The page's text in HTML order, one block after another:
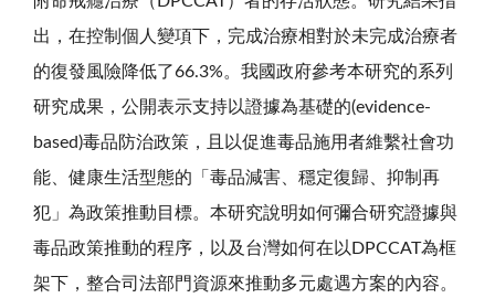
出，在控制個人變項下，完成治療相對於未完成治療者
的復發風險降低了66.3%。我國政府參考本研究的系列
研究成果，公開表示支持以證據為基礎的(evidence-
based)毒品防治政策，且以促進毒品施用者維繫社會功
能、健康生活型態的「毒品減害、穩定復歸、抑制再
犯」為政策推動目標。本研究說明如何彌合研究證據與
毒品政策推動的程序，以及台灣如何在以 DPCCAT為框
架下，整合司法部門資源來推動多元處遇方案的內容。